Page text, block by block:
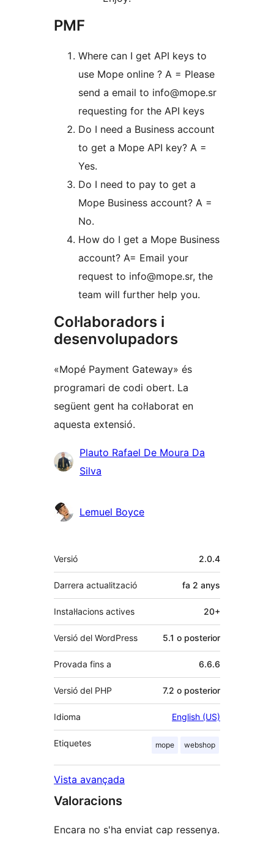
PMF
Where can I get API keys to
use Mope online ? A = Please
send a email to info@mope.sr
requesting for the API keys
Do I need a Business account
to get a Mope API key? A =
Yes.
Do I need to pay to get a
Mope Business account? A =
No.
How do I get a Mope Business
account? A= Email your
request to info@mope.sr, the
team will further help you.
Col·laboradors i
desenvolupadors
«Mopé Payment Gateway» és
programari de codi obert. La
següent gent ha col·laborat en
aquesta extensió.
Col·laboradors
Plauto Rafael De Moura Da
Silva
Lemuel Boyce
Meta
Versió 2.0.4
Darrera actualització fa 2 anys
Instal·lacions actives 20+
Versió del WordPress 5.1 o posterior
Provada fins a 6.6.6
Versió del PHP 7.2 o posterior
Idioma English (US)
Etiquetes mope webshop
Vista avançada
Valoracions
Encara no s'ha enviat cap ressenya.